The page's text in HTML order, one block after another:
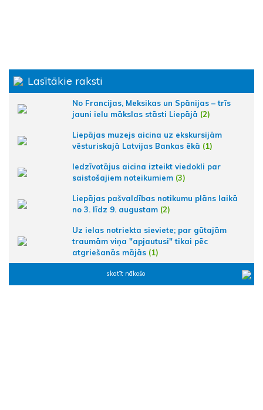
Lasītākie raksti
No Francijas, Meksikas un Spānijas – trīs
jauni ielu mākslas stāsti Liepājā (2)
Liepājas muzejs aicina uz ekskursijām
vēsturiskajā Latvijas Bankas ēkā (1)
Iedzīvotājus aicina izteikt viedokli par
saistošajiem noteikumiem (3)
Liepājas pašvaldības notikumu plāns laikā
no 3. līdz 9. augustam (2)
Uz ielas notriekta sieviete; par gūtajām
traumām viņa "apjautusi" tikai pēc
atgriešanās mājās (1)
skatīt nākošo